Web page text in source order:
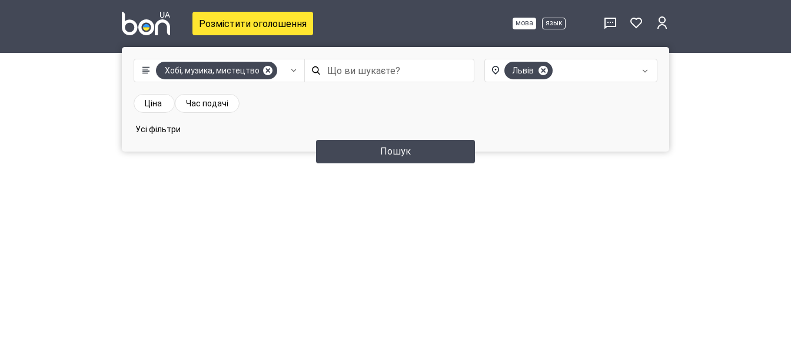
Розмістити оголошення мова язык
Хобі, музика, мистецтво Львів
Пошук
Ціна Час подачі
Усі фільтри